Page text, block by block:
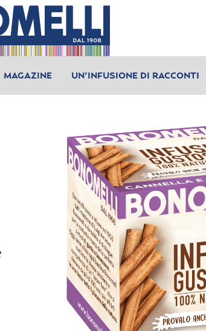
MAGAZINE UN’INFUSIONE DI RACCONTI